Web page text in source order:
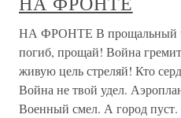
НА ФРОНТЕ В прощальный
погиб, прощай! Война
живую цель стреляй! Кто
Война не твой удел.
Военный смел. А город